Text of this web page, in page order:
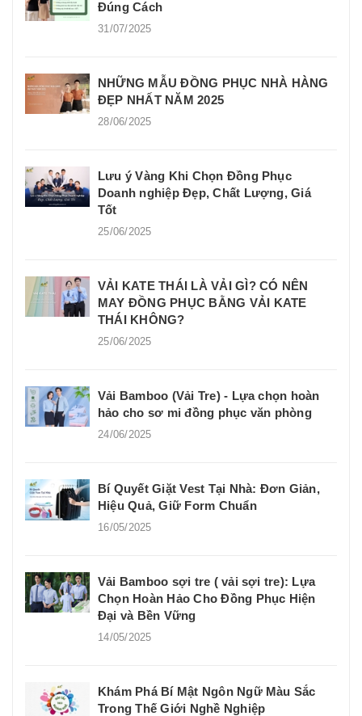
Đúng Cách
31/07/2025
NHỮNG MẪU ĐỒNG PHỤC NHÀ HÀNG
ĐẸP NHẤT NĂM 2025
28/06/2025
Lưu ý Vàng Khi Chọn Đồng Phục
Doanh nghiệp Đẹp, Chất Lượng, Giá
Tốt
25/06/2025
VẢI KATE THÁI LÀ VẢI GÌ? CÓ NÊN
MAY ĐỒNG PHỤC BẰNG VẢI KATE
THÁI KHÔNG?
25/06/2025
Vải Bamboo (Vải Tre) - Lựa chọn hoàn
hảo cho sơ mi đồng phục văn phòng
24/06/2025
Bí Quyết Giặt Vest Tại Nhà: Đơn Giản,
Hiệu Quả, Giữ Form Chuẩn
16/05/2025
Vải Bamboo sợi tre ( vải sợi tre): Lựa
Chọn Hoàn Hảo Cho Đồng Phục Hiện
Đại và Bền Vững
14/05/2025
Khám Phá Bí Mật Ngôn Ngữ Màu Sắc
Trong Thế Giới Nghề Nghiệp